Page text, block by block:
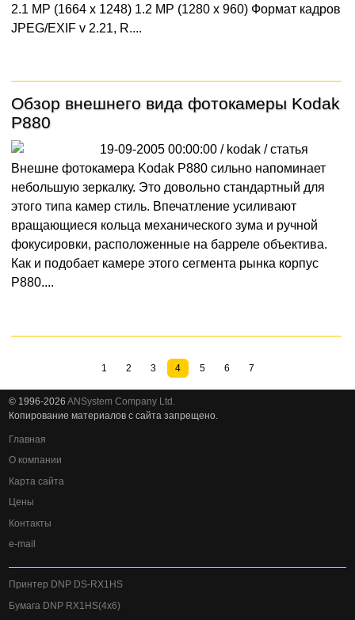
2.1 MP (1664 x 1248) 1.2 MP (1280 x 960) Формат кадров
JPEG/EXIF v 2.21, R....
Обзор внешнего вида фотокамеры Kodak
P880
19-09-2005 00:00:00 / kodak / статья
Внешне фотокамера Kodak P880 сильно напоминает
небольшую зеркалку. Это довольно стандартный для
этого типа камер стиль. Впечатление усиливают
вращающиеся кольца механического зума и ручной
фокусировки, расположенные на барреле объектива.
Как и подобает камере этого сегмента рынка корпус
P880....
1 2 3 4 5 6 7
© 1996-2026ANSystem Company Ltd.
Копирование материалов с сайта запрещено.
Главная
О компании
Карта сайта
Цены
Контакты
e-mail
Принтер DNP DS-RX1HS
Бумага DNP RX1HS(4x6)